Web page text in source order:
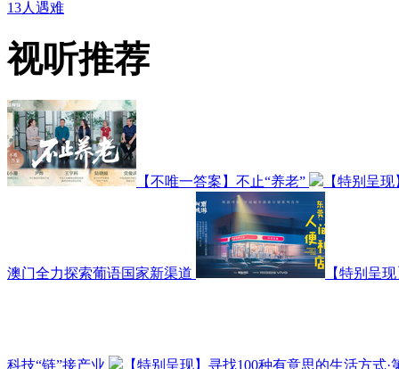
13人遇难
视听推荐
【不唯一答案】不止“养老” 【特别呈
澳门全力探索葡语国家新渠道 【特别呈
科技“链”接产业 【特别呈现】寻找100种有意思的生活方式